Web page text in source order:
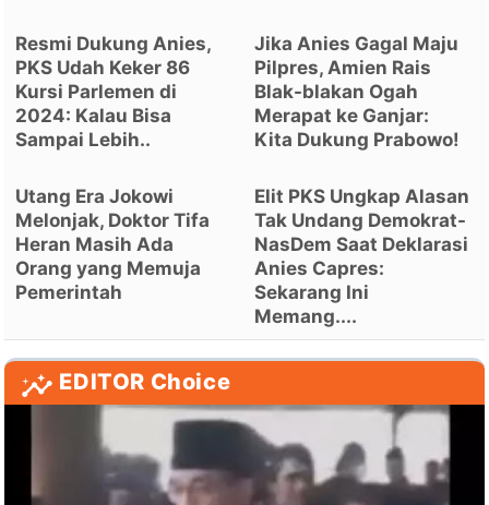
Resmi Dukung Anies,
PKS Udah Keker 86
Kursi Parlemen di
2024: Kalau Bisa
Sampai Lebih..
Jika Anies Gagal Maju
Pilpres, Amien Rais
Blak-blakan Ogah
Merapat ke Ganjar:
Kita Dukung Prabowo!
Utang Era Jokowi
Melonjak, Doktor Tifa
Heran Masih Ada
Orang yang Memuja
Pemerintah
Elit PKS Ungkap Alasan
Tak Undang Demokrat-
NasDem Saat Deklarasi
Anies Capres:
Sekarang Ini
Memang....
EDITOR Choice